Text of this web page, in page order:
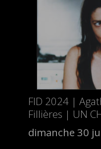
FID 2024 |
Fillières | UN
dimanche 30